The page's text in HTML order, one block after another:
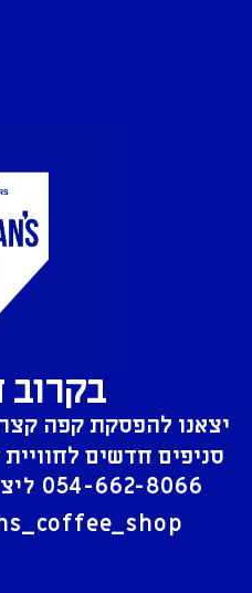
בקרוב
יצאנו להפסקת קפה
סניפים חדשים
054-662-8066